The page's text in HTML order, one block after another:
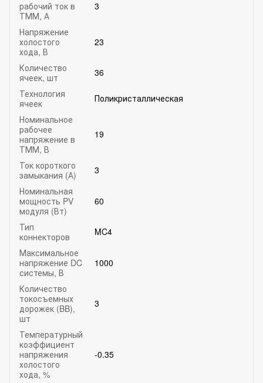
рабочий ток в
ТММ, А
3
Напряжение
холостого
хода, В
23
Количество
ячеек, шт
36
Технология
ячеек
Поликристаллическая
Номинальное
рабочее
напряжение в
ТММ, В
19
Ток короткого
замыкания (А)
3
Номинальная
мощность PV
модуля (Вт)
60
Тип
коннекторов
MC4
Максимальное
напряжение DC
системы, В
1000
Количество
токосъемных
дорожек (BB),
шт
3
Температурный
коэффициент
напряжения
холостого
хода, %
-0.35